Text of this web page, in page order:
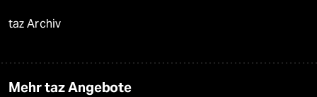
taz Archiv
Mehr taz Angebote